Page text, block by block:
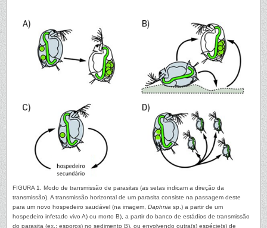
FIGURA 1. Modo de transmissão de parasitas (as setas indicam a direção da
transmissão). A transmissão horizontal de um parasita consiste na passagem deste
para um novo hospedeiro saudável (na imagem, Daphnia sp.) a partir de um
hospedeiro infetado vivo A) ou morto B), a partir do banco de estádios de transmissão
do parasita (ex.: esporos) no sedimento B), ou envolvendo outra(s) espécie(s) de